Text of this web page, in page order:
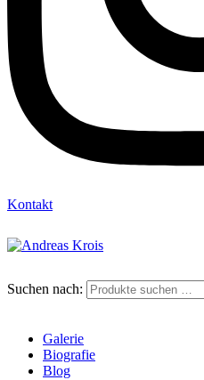
Kontakt
Suchen nach:
Galerie
Biografie
Blog